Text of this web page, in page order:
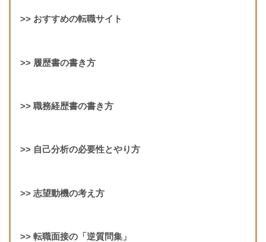
>> おすすめの転職サイト
>>履歴書の書き方
>> 職務経歴書の書き方
>> 自己分析の必要性とやり方
>> 志望動機の考え方
>> 転職面接の「逆質問集」